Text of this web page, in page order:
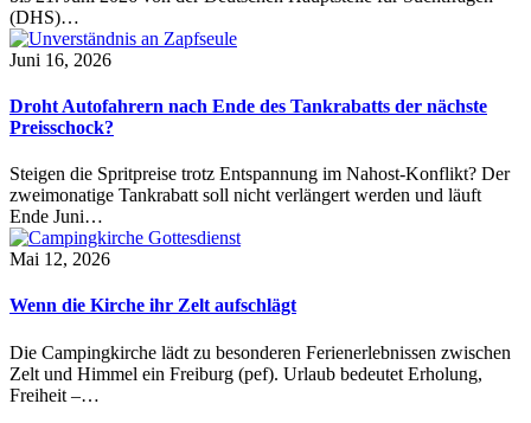
(DHS)…
Juni 16, 2026
Droht Autofahrern nach Ende des Tankrabatts der nächste
Preisschock?
Steigen die Spritpreise trotz Entspannung im Nahost-Konflikt? Der
zweimonatige Tankrabatt soll nicht verlängert werden und läuft
Ende Juni…
Mai 12, 2026
Wenn die Kirche ihr Zelt aufschlägt
Die Campingkirche lädt zu besonderen Ferienerlebnissen zwischen
Zelt und Himmel ein Freiburg (pef). Urlaub bedeutet Erholung,
Freiheit –…